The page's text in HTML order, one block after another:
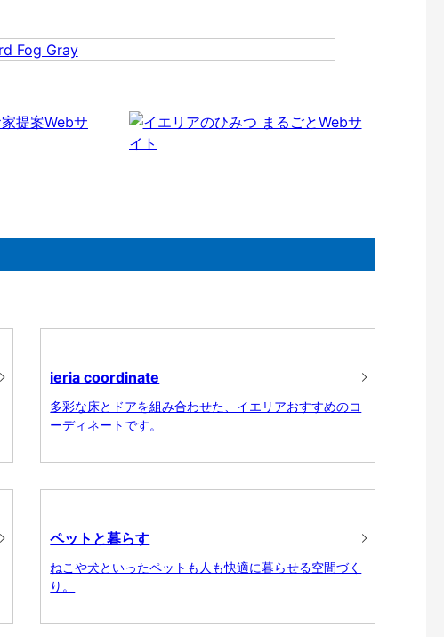
ieria coordinate
多彩な床とドアを組み合わせた、イエリアおすすめのコ
ーディネートです。
ペットと暮らす
ねこや犬といったペットも人も快適に暮らせる空間づく
り。